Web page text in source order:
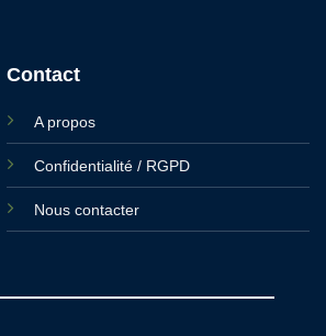
Contact
A propos
Confidentialité / RGPD
Nous contacter